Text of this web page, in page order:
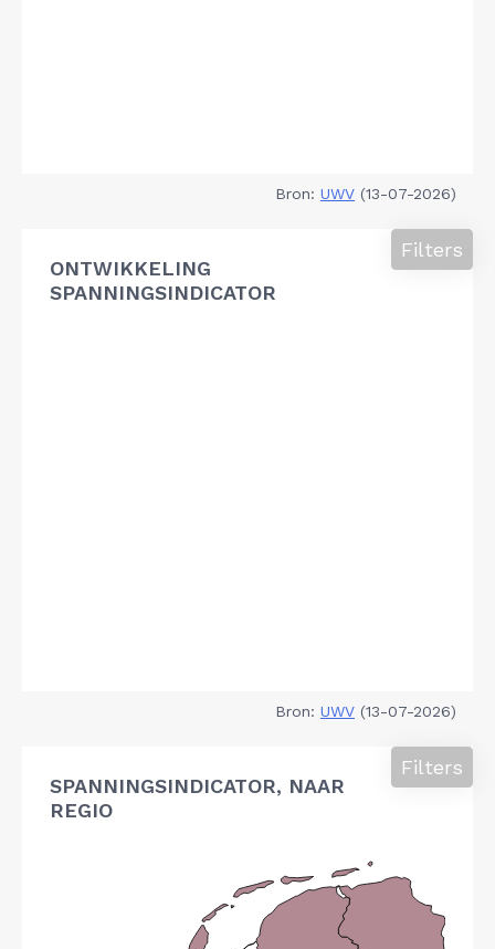
Bron: UWV (13-07-2026)
ONTWIKKELING
SPANNINGSINDICATOR
Filters
Bron: UWV (13-07-2026)
SPANNINGSINDICATOR, NAAR
REGIO
Filters